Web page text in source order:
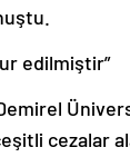
edilmiştir”
cezalar